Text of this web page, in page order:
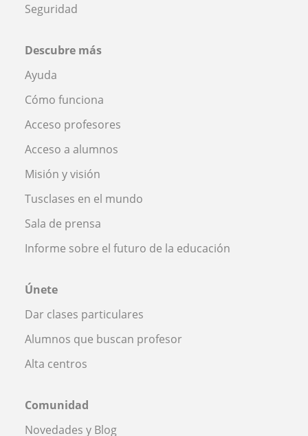
Seguridad
Descubre más
Ayuda
Cómo funciona
Acceso profesores
Acceso a alumnos
Misión y visión
Tusclases en el mundo
Sala de prensa
Informe sobre el futuro de la educación
Únete
Dar clases particulares
Alumnos que buscan profesor
Alta centros
Comunidad
Novedades y Blog